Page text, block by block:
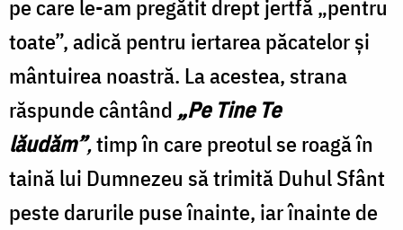
pe care le-am pregătit drept jertfă „pentru
toate”, adică pentru iertarea păcatelor și
mântuirea noastră. La acestea, strana
răspunde cântând „Pe Tine Te
lăudăm”,timp în care preotul se roagă în
taină lui Dumnezeu să trimită Duhul Sfânt
peste darurile puse înainte, iar înainte de